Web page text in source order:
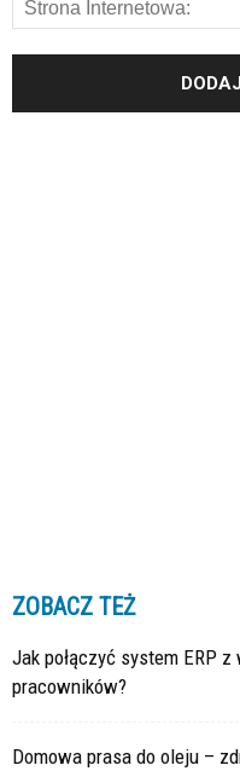
ZOBACZ TEŻ
Jak połączyć system ERP
pracowników?
Domowa prasa do oleju –